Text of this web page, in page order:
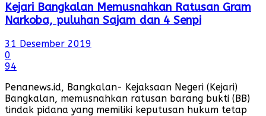
Kejari Bangkalan Memusnahkan Ratusan Gram
Narkoba, puluhan Sajam dan 4 Senpi
31 Desember 2019
0
94
Penanews.id, Bangkalan- Kejaksaan Negeri (Kejari)
Bangkalan, memusnahkan ratusan barang bukti (BB)
tindak pidana yang memiliki keputusan hukum tetap